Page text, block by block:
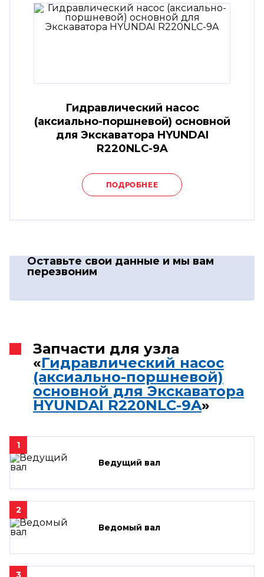
Гидравлический насос
(аксиально-поршневой) основной
для Экскаватора HYUNDAI
R220NLC-9A
ПОДРОБНЕЕ
Оставьте свои данные и мы вам
перезвоним
Запчасти для узла
«Гидравлический насос
(аксиально-поршневой)
основной для Экскаватора
HYUNDAI R220NLC-9A»
1
Ведущий вал
2
Ведомый вал
3